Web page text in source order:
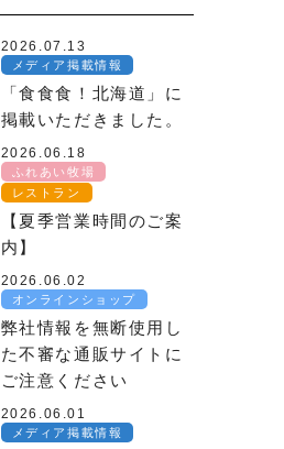
2026.07.13
メディア掲載情報
「食食食！北海道」に
掲載いただきました。
2026.06.18
ふれあい牧場
レストラン
【夏季営業時間のご案
内】
2026.06.02
オンラインショップ
弊社情報を無断使用し
た不審な通販サイトに
ご注意ください
2026.06.01
メディア掲載情報